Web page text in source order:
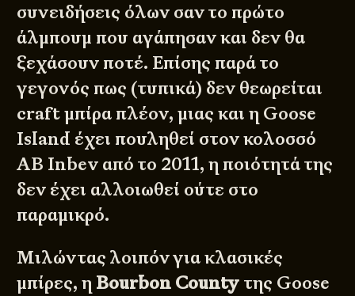
συνειδήσεις όλων σαν το πρώτο
άλμπουμ που αγάπησαν και δεν θα
ξεχάσουν ποτέ. Επίσης παρά το
γεγονός πως (τυπικά) δεν θεωρείται
craft μπίρα πλέον, μιας και η Goose
Island έχει πουληθεί στον κολοσσό
AB Inbev από το 2011, η ποιότητά της
δεν έχει αλλοιωθεί ούτε στο
παραμικρό.
Μιλώντας λοιπόν για κλασικές
μπίρες, η Bourbon County της Goose